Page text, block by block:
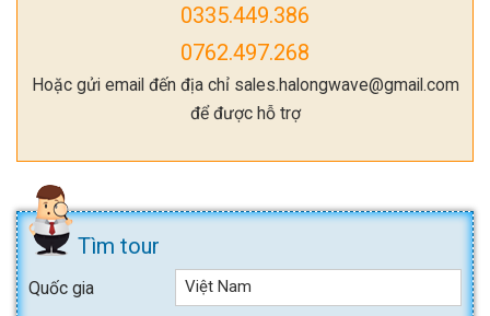
0335.449.386
0762.497.268
Hoặc gửi email đến địa chỉ sales.halongwave@gmail.com
để được hỗ trợ
Tìm tour
Quốc gia Việt Nam